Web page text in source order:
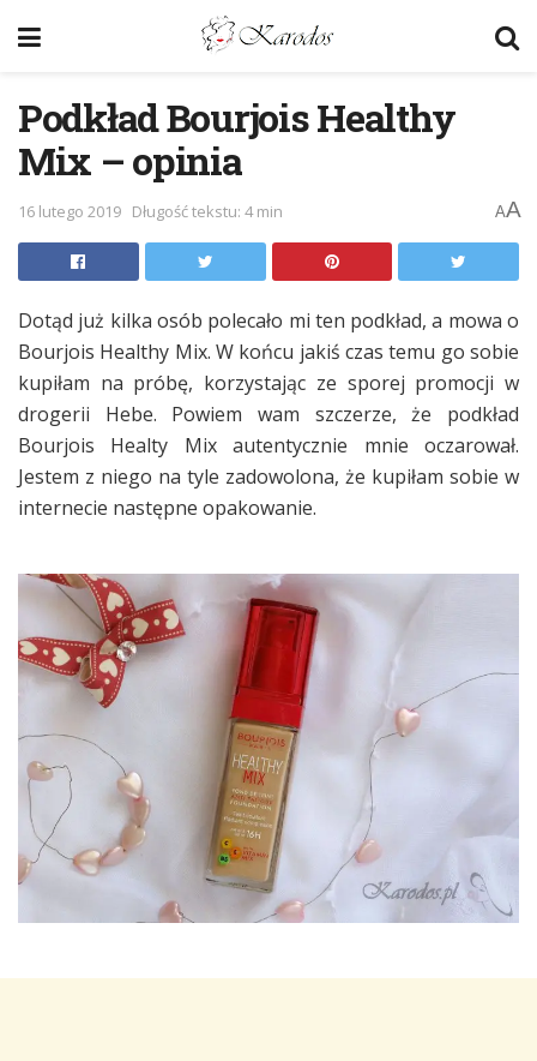
Podkład Bourjois Healthy
Mix – opinia
16 lutego 2019 Długość tekstu: 4 min AA
Dotąd już kilka osób polecało mi ten podkład, a mowa o
Bourjois Healthy Mix. W końcu jakiś czas temu go sobie
kupiłam na próbę, korzystając ze sporej promocji w
drogerii Hebe. Powiem wam szczerze, że podkład
Bourjois Healty Mix autentycznie mnie oczarował.
Jestem z niego na tyle zadowolona, że kupiłam sobie w
internecie następne opakowanie.